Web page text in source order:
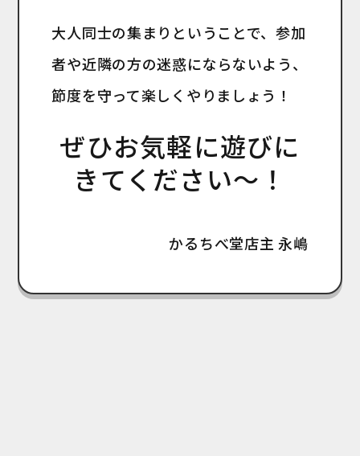
大人同士の集まりということで、参加
者や近隣の方の迷惑にならないよう、
節度を守って楽しくやりましょう！
ぜひお気軽に遊びに
きてください〜！
かるちべ堂店主 永嶋